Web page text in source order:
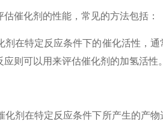
催化剂的性能，常见的方法包括：
特定反应条件下的催化活性，通
则可以用来评估催化剂的加氢活性。
在特定反应条件下所产生的产物